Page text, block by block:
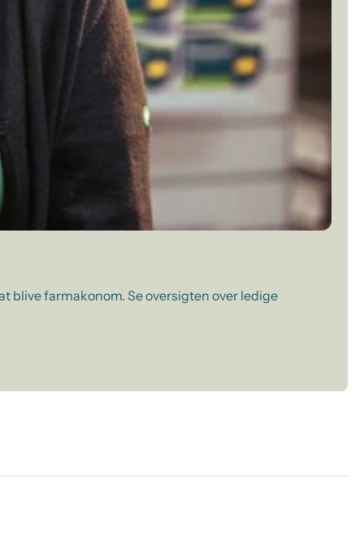
blive farmakonom. Se oversigten over ledige